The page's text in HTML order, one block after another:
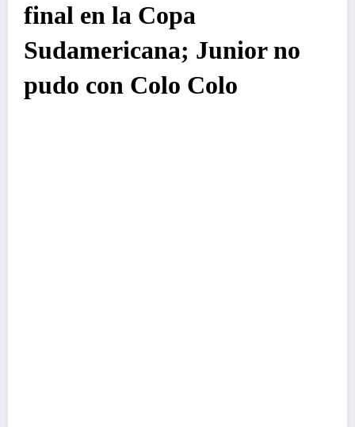
final en la Copa
Sudamericana; Junior no
pudo con Colo Colo